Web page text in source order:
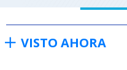
VISTO AHORA